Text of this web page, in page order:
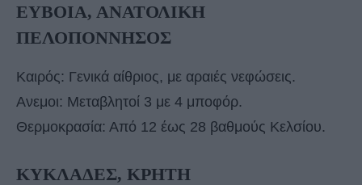
ΕΥΒΟΙΑ, ΑΝΑΤΟΛΙΚΗ
ΠΕΛΟΠΟΝΝΗΣΟΣ
Καιρός: Γενικά αίθριος, με αραιές νεφώσεις.
Ανεμοι: Μεταβλητοί 3 με 4 μποφόρ.
Θερμοκρασία: Από 12 έως 28 βαθμούς Κελσίου.
ΚΥΚΛΑΔΕΣ, ΚΡΗΤΗ